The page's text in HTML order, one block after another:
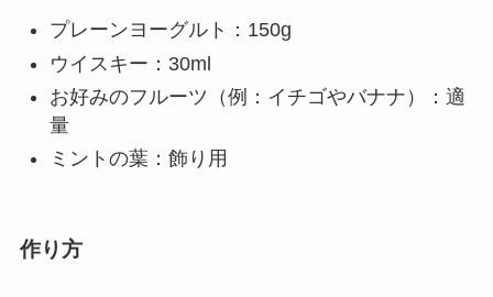
プレーンヨーグルト：150g
ウイスキー：30ml
お好みのフルーツ（例：イチゴやバナナ）：適
量
ミントの葉：飾り用
作り方